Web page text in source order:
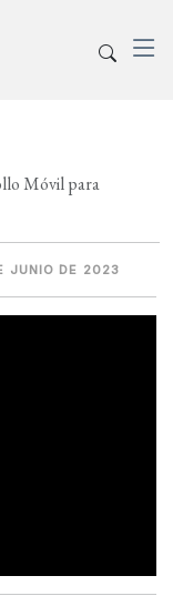
Móvil para
JUNIO DE 2023